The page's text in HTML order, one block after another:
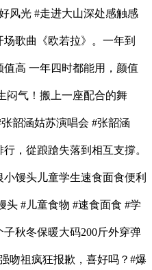
光 #走进大山深处感触感
歌曲《欧若拉》。一年到
高 一年四时都能用，颜值
闷气！搬上一座配合的舞
韶涵姑苏演唱会 #张韶涵
，從踉蹌失落到相互支撐。
馒头儿童学生速食面食便利
头 #儿童食物 #速食面食 #学
秋冬保暖大码200斤外穿弹
吻祖疯狂报歉，喜好吗？#爆